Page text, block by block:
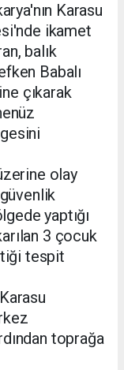
Karasu
ikamet
balık
Babalı
çıkarak
olay
yaptığı
3 çocuk
tespit
toprağa